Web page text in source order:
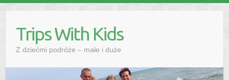
Trips With Kids
Z dziećmi podróże – małe i duże